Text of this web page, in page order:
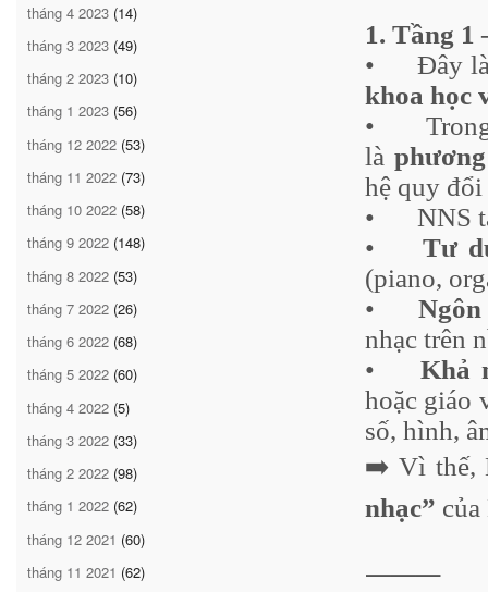
tháng 4 2023 (14)
tháng 3 2023 (49)
tháng 2 2023 (10)
tháng 1 2023 (56)
tháng 12 2022 (53)
tháng 11 2022 (73)
tháng 10 2022 (58)
tháng 9 2022 (148)
tháng 8 2022 (53)
tháng 7 2022 (26)
tháng 6 2022 (68)
tháng 5 2022 (60)
tháng 4 2022 (5)
tháng 3 2022 (33)
tháng 2 2022 (98)
tháng 1 2022 (62)
tháng 12 2021 (60)
tháng 11 2021 (62)
1. Tầng 1
•
Đây
khoa học
•
là
hệ quy đổi
•
NNS
•
Tư
(piano,
•
Ngôn
nhạc trên
•
Khả
hoặc giáo
số, hình,
➡️ Vì thế,
nhạc”
⸻